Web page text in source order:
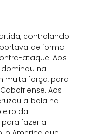
controlando
de forma
ataque. Aos
dominou na
muita força, para
Aos
a bola na
da
fazer a